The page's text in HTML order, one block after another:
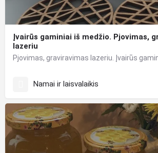
Įvairūs gaminiai iš medžio. Pjovimas,
lazeriu
Namai ir laisvalaikis